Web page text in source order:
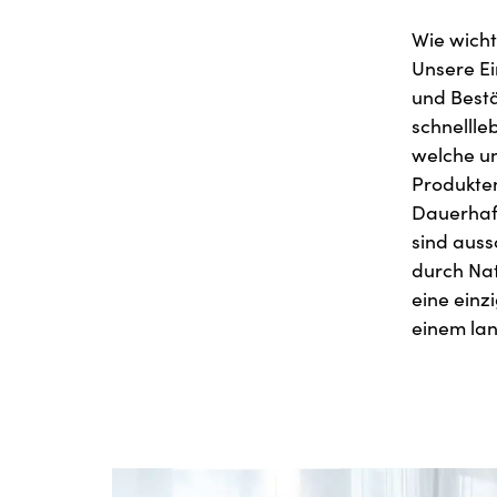
Wie
Unsere
und
welche
sind
durch
eine
einem